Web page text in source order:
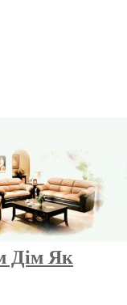
Дім Як